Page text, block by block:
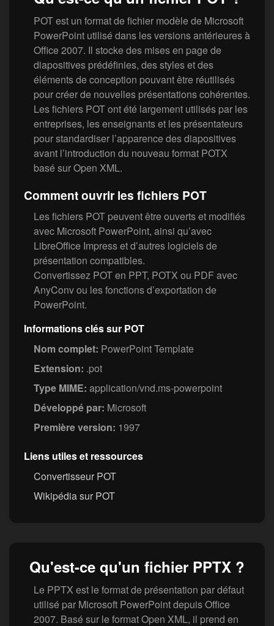
POT est un format de fichier modèle de Microsoft
PowerPoint utilisé dans les versions antérieures à
Office 2007. Il stocke des mises en page de
diapositives prédéfinies, des styles et des
éléments de conception pouvant être réutilisés
pour créer de nouvelles présentations cohérentes.
Les fichiers POT ont été largement utilisés par les
entreprises, les enseignants et les présentateurs
pour standardiser l’apparence des diapositives
avant l’introduction du nouveau format POTX
basé sur Open XML.
Comment ouvrir les fichiers POT
Les fichiers POT peuvent être ouverts et modifiés
avec Microsoft PowerPoint, ainsi qu’avec
LibreOffice Impress et d’autres logiciels de
présentation compatibles.
Convertissez POT en PPT, POTX ou PDF avec
AnyConv ou les fonctions d’exportation de
PowerPoint.
Informations clés sur POT
Nom complet: PowerPoint Template
Extension: .pot
Type MIME: application/vnd.ms-powerpoint
Développé par: Microsoft
Première version: 1997
Liens utiles et ressources
Convertisseur POT
Wikipédia sur POT
Qu'est-ce qu'un fichier PPTX ?
Le PPTX est le format de présentation par défaut
utilisé par Microsoft PowerPoint depuis Office
2007. Basé sur le format Open XML, il prend en